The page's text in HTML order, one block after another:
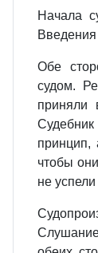
Начала
Обе
судом.
приняли
принцип,
чтобы
не